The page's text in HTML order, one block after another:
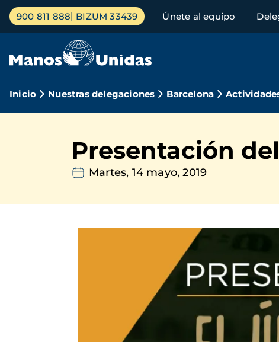
Pasar
contenido
Menú
principal
900 811 888 BIZUM 33439 Únete al equipo
Ruta
navegación
Inicio Nuestras delegaciones Barcelona
Presentación
Martes, 14 mayo, 2019